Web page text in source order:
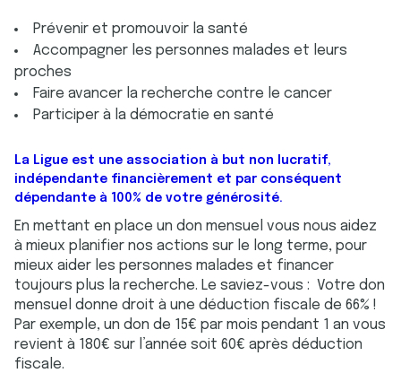
Prévenir et promouvoir la santé
Accompagner les personnes malades et leurs
proches
Faire avancer la recherche contre le cancer
Participer à la démocratie en santé
La Ligue est une association à but non lucratif,
indépendante financièrement et par conséquent
dépendante à 100% de votre générosité.
En mettant en place un don mensuel vous nous aidez
à mieux planifier nos actions sur le long terme, pour
mieux aider les personnes malades et financer
toujours plus la recherche. Le saviez-vous : Votre don
mensuel donne droit à une déduction fiscale de 66% !
Par exemple, un don de 15€ par mois pendant 1 an vous
revient à 180€ sur l’année soit 60€ après déduction
fiscale.